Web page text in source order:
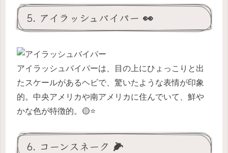
5. アイラッシュバイパー 👀
アイラッシュバイパーは、目の上にひょっこりと出
たスケールがあるヘビで、驚いたような表情が印象
的。中央アメリカや南アメリカに住んでいて、鮮や
かな色が特徴的。🟡⭐️
6. コーンスネーク 🌽